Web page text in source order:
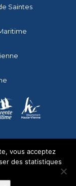
Saintes
vous acceptez
des statistiques